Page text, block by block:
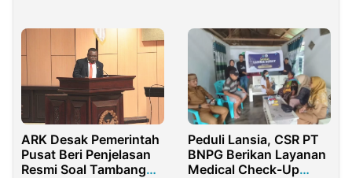
2024!
ARK Desak Pemerintah
Pusat Beri Penjelasan
Resmi Soal Tambang
Peduli Lansia, CSR PT
BNPG Berikan Layanan
Medical Check-Up